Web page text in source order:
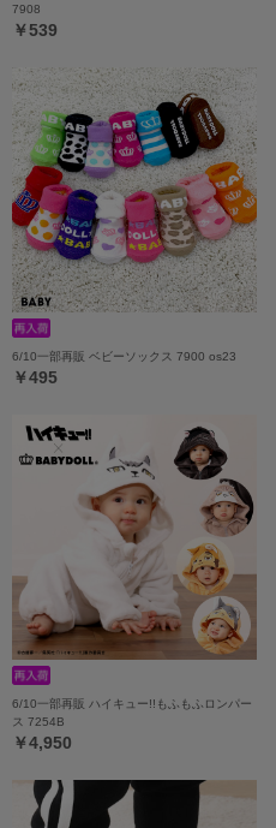
7908
￥539
6/10一部再販 ベビーソックス 7900 os23
￥495
6/10一部再販 ハイキュー!!もふもふロンパー
ス 7254B
￥4,950